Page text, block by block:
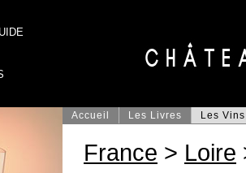
Accueil Les Livres Les Vins
France > Loire